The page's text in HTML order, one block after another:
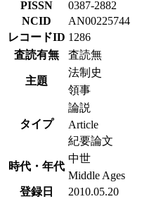
PISSN
0387-2882
NCID
AN00225744
レコードID 1286
査読有無
査読無
主題
法制史
領事
タイプ
論説
Article
紀要論文
時代・年代
中世
Middle Ages
登録日
2010.05.20